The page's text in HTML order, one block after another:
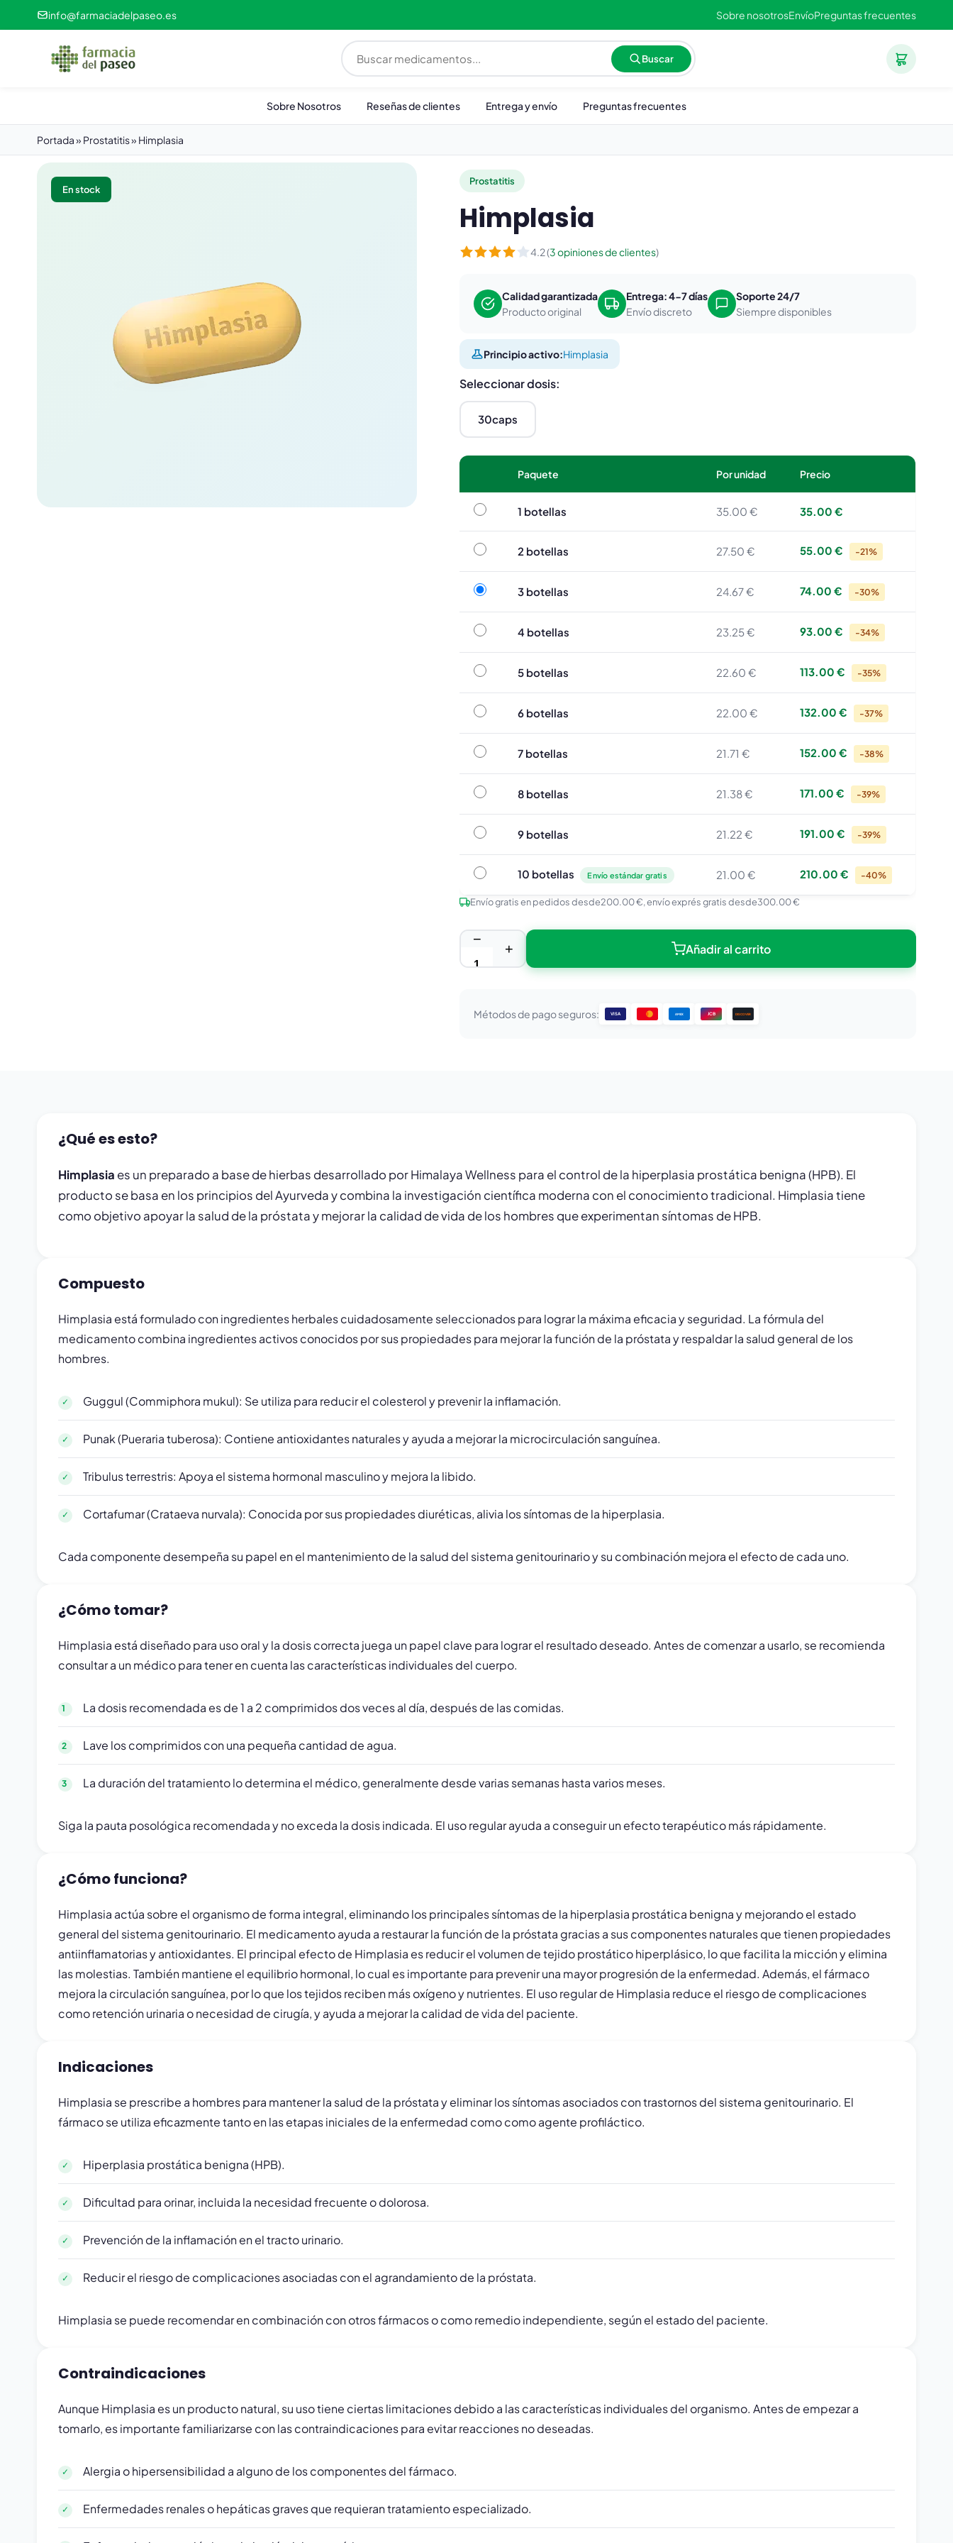
info@farmaciadelpaseo.es Sobre nosotrosEnvíoPreguntas frecuentes
Buscar
Sobre Nosotros Reseñas de clientes Entrega y envío Preguntas frecuentes
Portada» Prostatitis» Himplasia
En stock
Prostatitis
Himplasia
4.2 (3 opiniones de clientes)
Calidad garantizada
Producto original
Entrega: 4-7 días
Envío discreto
Soporte 24/7
Siempre disponibles
Principio activo:Himplasia
Seleccionar dosis:
30caps
Paquete Por unidad Precio
1 botellas1 botellas 35.00 € 35.00 €
2 botellas2 botellas 27.50 € 55.00 € -21%
3 botellas3 botellas 24.67 € 74.00 € -30%
4 botellas4 botellas 23.25 € 93.00 € -34%
5 botellas5 botellas 22.60 € 113.00 € -35%
6 botellas6 botellas 22.00 € 132.00 € -37%
7 botellas7 botellas 21.71 € 152.00 € -38%
8 botellas8 botellas 21.38 € 171.00 € -39%
9 botellas9 botellas 21.22 € 191.00 € -39%
10 botellas10 botellas Envío estándar gratis 21.00 € 210.00 € -40%
Envío gratis en pedidos desde200.00 €, envío exprés gratis desde300.00 €
−
+ Añadir al carrito
Métodos de pago seguros: VISA AMEX JCB DISCOVER
¿Qué es esto?
Himplasia es un preparado a base de hierbas desarrollado por Himalaya Wellness para el control de la hiperplasia prostática benigna (HPB). El
producto se basa en los principios del Ayurveda y combina la investigación científica moderna con el conocimiento tradicional. Himplasia tiene
como objetivo apoyar la salud de la próstata y mejorar la calidad de vida de los hombres que experimentan síntomas de HPB.
Compuesto
Himplasia está formulado con ingredientes herbales cuidadosamente seleccionados para lograr la máxima eficacia y seguridad. La fórmula del
medicamento combina ingredientes activos conocidos por sus propiedades para mejorar la función de la próstata y respaldar la salud general de los
hombres.
Guggul (Commiphora mukul): Se utiliza para reducir el colesterol y prevenir la inflamación.
Punak (Pueraria tuberosa): Contiene antioxidantes naturales y ayuda a mejorar la microcirculación sanguínea.
Tribulus terrestris: Apoya el sistema hormonal masculino y mejora la libido.
Cortafumar (Crataeva nurvala): Conocida por sus propiedades diuréticas, alivia los síntomas de la hiperplasia.
Cada componente desempeña su papel en el mantenimiento de la salud del sistema genitourinario y su combinación mejora el efecto de cada uno.
¿Cómo tomar?
Himplasia está diseñado para uso oral y la dosis correcta juega un papel clave para lograr el resultado deseado. Antes de comenzar a usarlo, se recomienda
consultar a un médico para tener en cuenta las características individuales del cuerpo.
La dosis recomendada es de 1 a 2 comprimidos dos veces al día, después de las comidas.
Lave los comprimidos con una pequeña cantidad de agua.
La duración del tratamiento lo determina el médico, generalmente desde varias semanas hasta varios meses.
Siga la pauta posológica recomendada y no exceda la dosis indicada. El uso regular ayuda a conseguir un efecto terapéutico más rápidamente.
¿Cómo funciona?
Himplasia actúa sobre el organismo de forma integral, eliminando los principales síntomas de la hiperplasia prostática benigna y mejorando el estado
general del sistema genitourinario. El medicamento ayuda a restaurar la función de la próstata gracias a sus componentes naturales que tienen propiedades
antiinflamatorias y antioxidantes. El principal efecto de Himplasia es reducir el volumen de tejido prostático hiperplásico, lo que facilita la micción y elimina
las molestias. También mantiene el equilibrio hormonal, lo cual es importante para prevenir una mayor progresión de la enfermedad. Además, el fármaco
mejora la circulación sanguínea, por lo que los tejidos reciben más oxígeno y nutrientes. El uso regular de Himplasia reduce el riesgo de complicaciones
como retención urinaria o necesidad de cirugía, y ayuda a mejorar la calidad de vida del paciente.
Indicaciones
Himplasia se prescribe a hombres para mantener la salud de la próstata y eliminar los síntomas asociados con trastornos del sistema genitourinario. El
fármaco se utiliza eficazmente tanto en las etapas iniciales de la enfermedad como como agente profiláctico.
Hiperplasia prostática benigna (HPB).
Dificultad para orinar, incluida la necesidad frecuente o dolorosa.
Prevención de la inflamación en el tracto urinario.
Reducir el riesgo de complicaciones asociadas con el agrandamiento de la próstata.
Himplasia se puede recomendar en combinación con otros fármacos o como remedio independiente, según el estado del paciente.
Contraindicaciones
Aunque Himplasia es un producto natural, su uso tiene ciertas limitaciones debido a las características individuales del organismo. Antes de empezar a
tomarlo, es importante familiarizarse con las contraindicaciones para evitar reacciones no deseadas.
Alergia o hipersensibilidad a alguno de los componentes del fármaco.
Enfermedades renales o hepáticas graves que requieran tratamiento especializado.